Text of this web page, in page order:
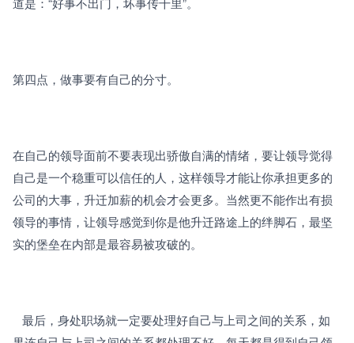
第四点，做事要有自己的分寸。
在自己的领导面前不要表现出骄傲自满的情绪，要让领导觉得
自己是一个稳重可以信任的人，这样领导才能让你承担更多的
公司的大事，升迁加薪的机会才会更多。当然更不能作出有损
领导的事情，让领导感觉到你是他升迁路途上的绊脚石，最坚
实的堡垒在内部是最容易被攻破的。